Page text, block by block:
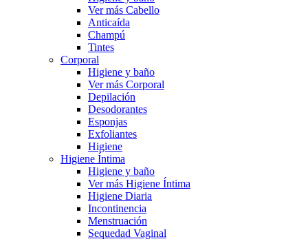
Ver más Cabello
Anticaída
Champú
Tintes
Corporal
Higiene y baño
Ver más Corporal
Depilación
Desodorantes
Esponjas
Exfoliantes
Higiene
Higiene Íntima
Higiene y baño
Ver más Higiene Íntima
Higiene Diaria
Incontinencia
Menstruación
Sequedad Vaginal